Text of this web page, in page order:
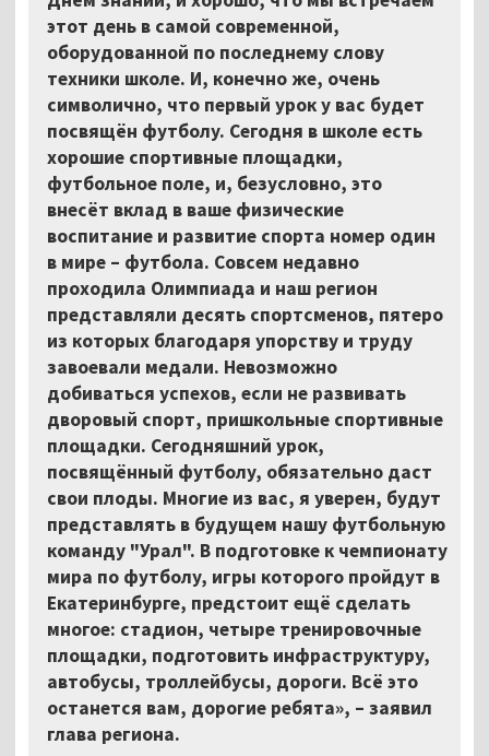
этот день в самой современной,
оборудованной по последнему слову
техники школе. И, конечно же, очень
символично, что первый урок у вас будет
посвящён футболу. Сегодня в школе есть
хорошие спортивные площадки,
футбольное поле, и, безусловно, это
внесёт вклад в ваше физические
воспитание и развитие спорта номер один
в мире – футбола. Совсем недавно
проходила Олимпиада и наш регион
представляли десять спортсменов, пятеро
из которых благодаря упорству и труду
завоевали медали. Невозможно
добиваться успехов, если не развивать
дворовый спорт, пришкольные спортивные
площадки. Сегодняшний урок,
посвящённый футболу, обязательно даст
свои плоды. Многие из вас, я уверен, будут
представлять в будущем нашу футбольную
команду "Урал". В подготовке к чемпионату
мира по футболу, игры которого пройдут в
Екатеринбурге, предстоит ещё сделать
многое: стадион, четыре тренировочные
площадки, подготовить инфраструктуру,
автобусы, троллейбусы, дороги. Всё это
останется вам, дорогие ребята», – заявил
глава региона.